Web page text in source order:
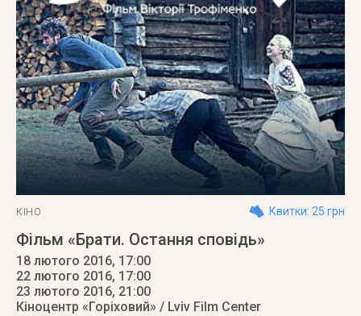
КІНО Квитки: 25 грн
Фільм «Брати. Остання сповідь»
18 лютого 2016, 17:00
22 лютого 2016, 17:00
23 лютого 2016, 21:00
Кіноцентр «Горіховий» / Lviv Film Center